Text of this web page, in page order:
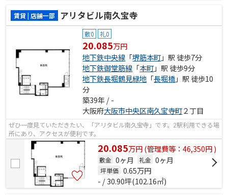
賃貸 | 店舗一部 アリタビル南久宝寺
敷0 礼0
20.085万円
地下鉄中央線 「堺筋本町」駅 徒歩7分
地下鉄御堂筋線 「本町」駅 徒歩9分
地下鉄長堀鶴見緑地 「長堀橋」駅 徒歩10
分
築39年 / -
大阪府大阪市中央区南久宝寺町２丁目
ぜひ一度見ていただきたい、「アリタビル南久宝寺」です。2駅利用できる場
所にあり、アクセスが便利です。
20.085万円(管理費等：46,350円 )
敷金 0ヶ月 礼金 0ヶ月
坪単価 0.65万円
- / 30.90坪(102.16㎡)